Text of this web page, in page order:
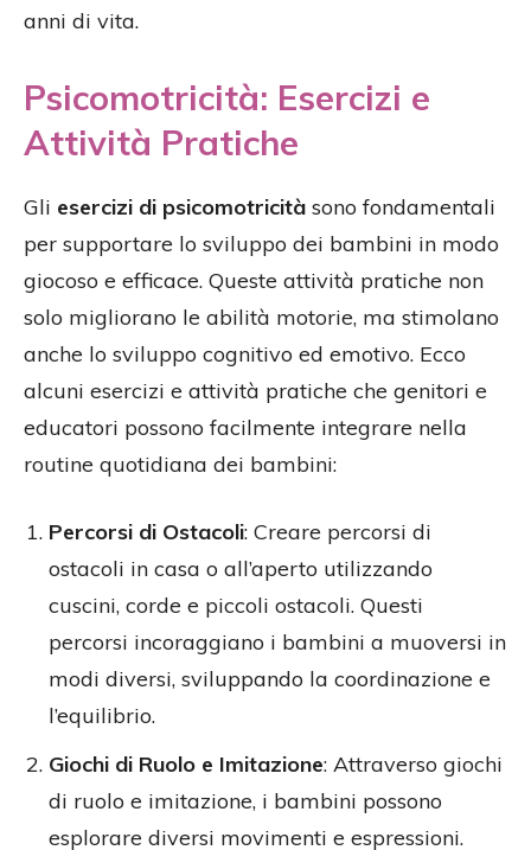
anni di vita.
Psicomotricità: Esercizi e
Attività Pratiche
Gli esercizi di psicomotricità sono fondamentali
per supportare lo sviluppo dei bambini in modo
giocoso e efficace. Queste attività pratiche non
solo migliorano le abilità motorie, ma stimolano
anche lo sviluppo cognitivo ed emotivo. Ecco
alcuni esercizi e attività pratiche che genitori e
educatori possono facilmente integrare nella
routine quotidiana dei bambini:
Percorsi di Ostacoli: Creare percorsi di
ostacoli in casa o all’aperto utilizzando
cuscini, corde e piccoli ostacoli. Questi
percorsi incoraggiano i bambini a muoversi in
modi diversi, sviluppando la coordinazione e
l’equilibrio.
Giochi di Ruolo e Imitazione: Attraverso giochi
di ruolo e imitazione, i bambini possono
esplorare diversi movimenti e espressioni.